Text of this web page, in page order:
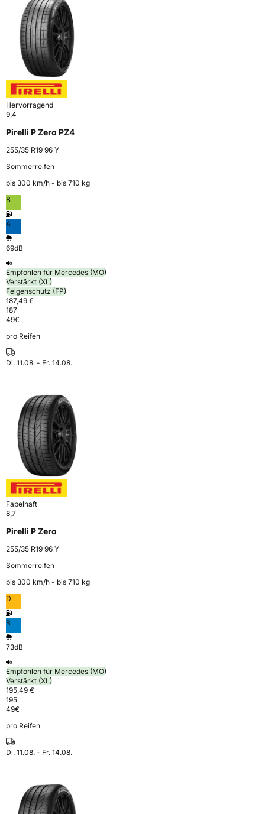
Hervorragend
9,4
Pirelli P Zero PZ4
255/35 R19 96 Y
Sommerreifen
bis 300 km⁠/⁠h - bis 710 kg
B
A
69dB
Empfohlen für Mercedes (MO)
Verstärkt (XL)
Felgenschutz (FP)
187,49 €
187
49€
pro Reifen
Di. 11.08. - Fr. 14.08.
Fabelhaft
8,7
Pirelli P Zero
255/35 R19 96 Y
Sommerreifen
bis 300 km⁠/⁠h - bis 710 kg
D
B
73dB
Empfohlen für Mercedes (MO)
Verstärkt (XL)
195,49 €
195
49€
pro Reifen
Di. 11.08. - Fr. 14.08.